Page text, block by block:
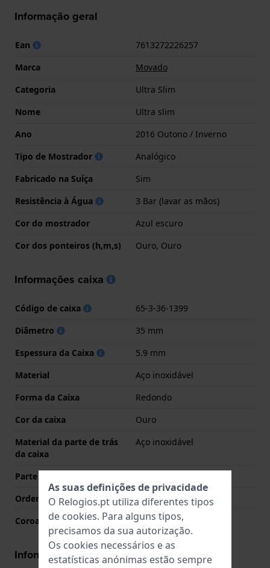
Informação geral
Ean
7613272226257
Marca
Movado
Categoria
Ultra Slim
Nome
Ultra slim
Ano
2016 Outono / Inverno
Tipo de Mostrador
Analógico
Fabricado na Suíça
Sim
Resistência à Água
3 Bar (lavar as mãos)
Cor do mostrador
Azul escuro
Cor dos ponteiros (h,m,s)
Ouro, Ouro
Informações caixa
Código de caixa
65-3-36-1399
Diâmetro
35 mm
Espessura da Caixa
5.9 mm
Material
Aço inoxidável
Forma da Caixa
Redondo
Cor da caixa
Ouro
Material da parte de trás
da caixa
Aço inoxidável
Parte de trás da caixa
Ordenar vidro
Safira
Coroa
Coroa de puxar
Informações movimento
As suas definições de privacidade
O Relogios.pt utiliza diferentes tipos
de cookies. Para alguns tipos,
precisamos da sua autorização.
Os cookies necessários e as
estatísticas anónimas estão sempre